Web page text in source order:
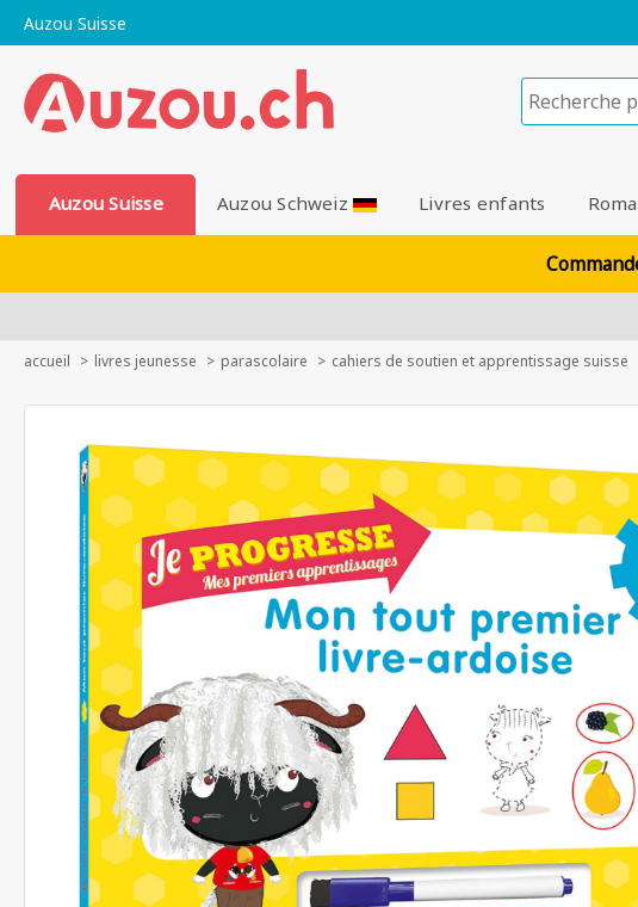
Auzou Suisse
Auzou Suisse Auzou Schweiz Livres enfants
accueil livres jeunesse parascolaire cahiers de soutien et apprentissage suisse